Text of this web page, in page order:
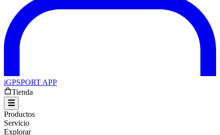
iGPSPORT APP
Tienda
Productos
Servicio
Explorar